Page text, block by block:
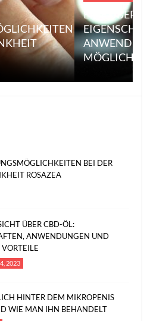
EINE
MÖGLICHE
BEI DER
ROSAZEA
ÜBER CBD-ÖL:
ANWENDUNGEN UND
2023
HINTER DEM MIKROPENIS
WIE MAN IHN BEHANDELT